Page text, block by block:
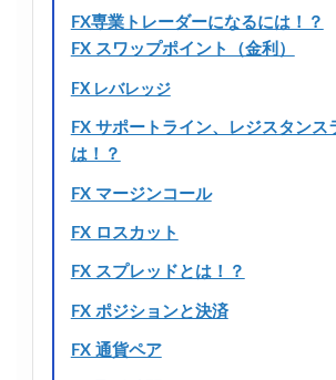
FX専業トレーダーになるには！？
FX スワップポイント（金利）
FX レバレッジ
FX サポートライン、レジスタンス
は！？
FX マージンコール
FX ロスカット
FX スプレッドとは！？
FX ポジションと決済
FX 通貨ペア